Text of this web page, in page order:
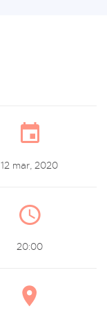
12 mar, 2020
20:00